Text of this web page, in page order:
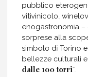
pubblico
vitivinicolo,
enogastronomia
sorprese alla
simbolo di Torino
bellezze culturali e
dalle 100 torri“.